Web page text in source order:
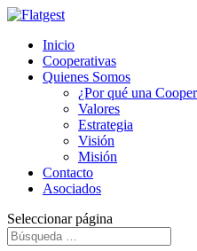
Inicio
Cooperativas
Quienes Somos
¿Por qué una
Valores
Estrategia
Visión
Misión
Contacto
Asociados
Seleccionar página